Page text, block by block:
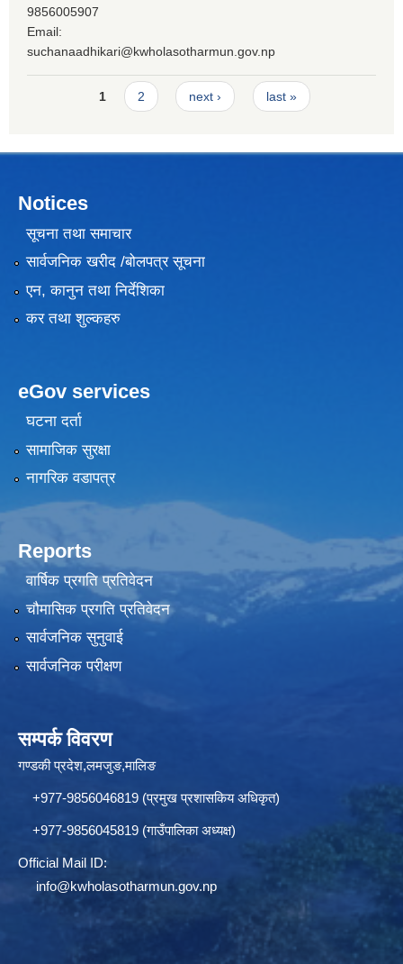
9856005907
Email:
suchanaadhikari@kwholasotharmun.gov.np
Pages1 2 next › last »
Notices
सूचना तथा समाचार
सार्वजनिक खरीद /बोलपत्र सूचना
एन, कानुन तथा निर्देशिका
कर तथा शुल्कहरु
eGov services
घटना दर्ता
सामाजिक सुरक्षा
नागरिक वडापत्र
Reports
वार्षिक प्रगति प्रतिवेदन
चौमासिक प्रगति प्रतिवेदन
सार्वजनिक सुनुवाई
सार्वजनिक परीक्षण
सम्पर्क विवरण
गण्डकी प्रदेश,लमजुङ,मालिङ
+977-9856046819 (प्रमुख प्रशासकिय अधिकृत)
+977-9856045819 (गाउँपालिका अध्यक्ष)
Official Mail ID:
info@kwholasotharmun.gov.np